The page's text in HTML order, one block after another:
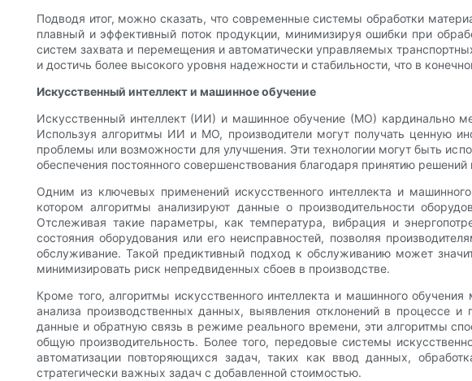
Подводя итог, можно сказать, что современные системы обработки
плавный и эффективный поток продукции, минимизируя ошибки при
систем захвата и перемещения и автоматически управляемых
и достичь более высокого уровня надежности и стабильности, что в
Искусственный интеллект и машинное обучение
Искусственный интеллект (ИИ) и машинное обучение (МО) кардинально
Используя алгоритмы ИИ и МО, производители могут получать ценную
проблемы или возможности для улучшения. Эти технологии могут быть
обеспечения постоянного совершенствования благодаря принятию
Одним из ключевых применений искусственного интеллекта и
котором алгоритмы анализируют данные о производительности
Отслеживая такие параметры, как температура, вибрация и
состояния оборудования или его неисправностей, позволяя
обслуживание. Такой предиктивный подход к обслуживанию может
минимизировать риск непредвиденных сбоев в производстве.
Кроме того, алгоритмы искусственного интеллекта и машинного
анализа производственных данных, выявления отклонений в процессе
данные и обратную связь в режиме реального времени, эти алгоритмы
общую производительность. Более того, передовые системы
автоматизации повторяющихся задач, таких как ввод данных,
стратегически важных задач с добавленной стоимостью.